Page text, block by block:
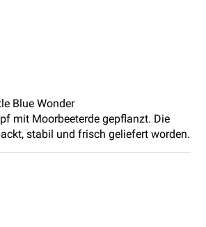
Blue Wonder
mit Moorbeeterde gepflanzt. Die
stabil und frisch geliefert worden.